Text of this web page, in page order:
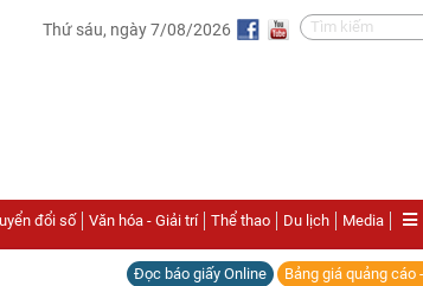
Thứ sáu, ngày 7/08/2026
đổi số Văn hóa - Giải trí Thể thao Du lịch Media
Đọc báo giấy Online Bảng giá quảng cáo